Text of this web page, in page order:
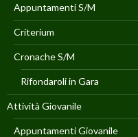
Appuntamenti S/M
Criterium
Cronache S/M
Rifondaroli in Gara
Attività Giovanile
Appuntamenti Giovanile